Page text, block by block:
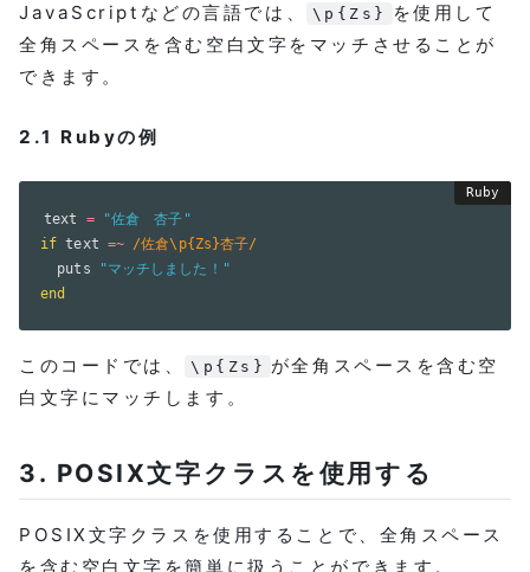
JavaScriptなどの言語では、
\p{Zs}
を使用して
全角スペースを含む空白文字をマッチさせることが
できます。
2.1 Rubyの例
text =
"佐倉　杏子"
if text =~ /佐倉\p{Zs}杏子/
  puts
"マッチしました！"
end
このコードでは、 \p{Zs} が全角スペースを含む空
白文字にマッチします。
3. POSIX文字クラスを使用する
POSIX文字クラスを使用することで、全角スペース
を含む空白文字を簡単に扱うことができます。